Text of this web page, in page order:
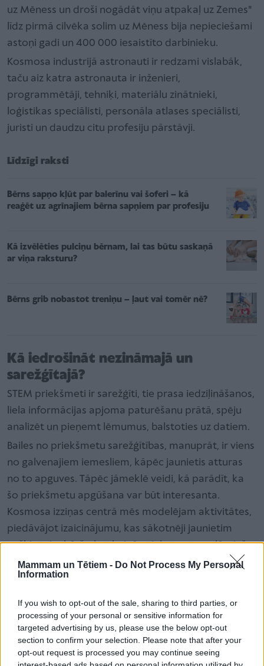
Mammam un Tētiem - Do Not Process My Personal
Information
If you wish to opt-out of the sale, sharing to third parties, or
processing of your personal or sensitive information for
targeted advertising by us, please use the below opt-out
section to confirm your selection. Please note that after your
opt-out request is processed you may continue seeing
uz Mēness un droši nogādāt viņu atpakaļ uz Zemes"
līdz pirmā cilvēka solim uz Mēness bija nepieciešami
astoņi gadi un 400 000 iesaistīto darbinieku.
Kosmosa industrijā astronauti ir redzami vislabāk,
taču aiz katra astronauta ir inženieri,
programmētāji, tehniķi, materiālu zinātnieki,
loģistikas speciālisti, personāla atlases speciālisti,
juristi un daudzu citu profesiju pārstāvji.
Līdzīgi raksti
Bērns sapņo kļūt par balerīnu vai šoferi – kā
reaģēt uz agrīnajiem bērna sapņiem par profesiju
Kā izvēlēties pulciņu bērnam, lai tas būtu saskaņā
ar viņa raksturu?
Bērns grib nobastot treniņu – ļaut vai tomēr nē?
Kā iedrošināt nezināmajā un
sarežģītajā?
STEM priekšmeti ir sarežģīti, tie prasa iedziļināšanos,
liela informācijas apjoma paturēšanu prātā, spēju
analizēt un pieņemt lēmumus, balstoties uz datiem.
Bailes no priekšmetu sarežģītības, manuprāt, ir viens
no galvenajiem iemesliem, kāpēc jaunietis atturas
no to apguves. Tāpēc jāmeklē veidi, kā parādīt, ka
šo priekšmetu apgūšana var būt interesanta.
Kosmosa izziņas centrā mēs modelējam aktivitātes,
piedāvājot izaicinājumu, kas sākotnēji jaunietim
nešķiet vienkāršs, bet beigās, tiekot ar to galā, viņš
izjūt labi padarīta darba sajūtu un gandarījumu, gūst
pārliecību, ka spēj to izdarīt.